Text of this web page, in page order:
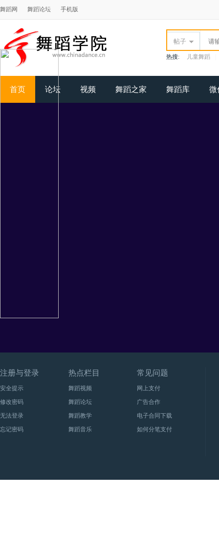
舞蹈网 舞蹈论坛 手机版
帖子
热搜: 儿童舞蹈
首页 论坛 视频 舞蹈之家 舞蹈库 微
注册与登录
安全提示
修改密码
无法登录
忘记密码
热点栏目
舞蹈视频
舞蹈论坛
舞蹈教学
舞蹈音乐
常见问题
网上支付
广告合作
电子合同下载
如何分笔支付